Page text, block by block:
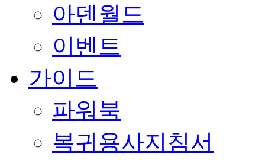
아덴월드
이벤트
가이드
파워북
복귀용사지침서